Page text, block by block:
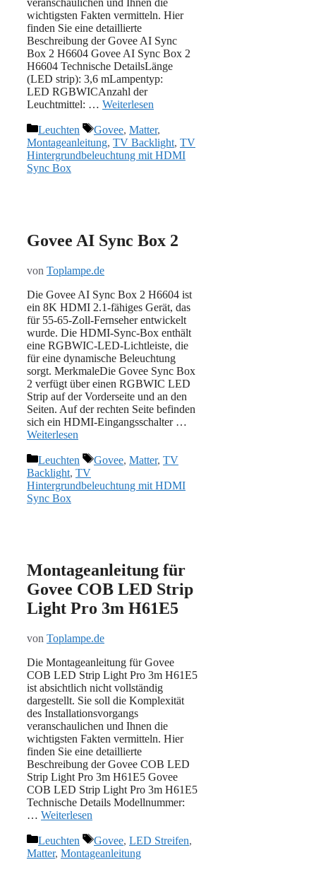
wichtigsten Fakten vermitteln. Hier
finden Sie eine detaillierte
Beschreibung der Govee AI Sync
Box 2 H6604 Govee AI Sync Box 2
H6604 Technische DetailsLänge
(LED strip): 3,6 mLampentyp:
LED RGBWICAnzahl der
Leuchtmittel: … Weiterlesen
Kategorien
Leuchten Schlagwörter
Govee, Matter,
Montageanleitung, TV Backlight, TV
Hintergrundbeleuchtung mit HDMI
Sync Box
Govee AI Sync Box 2
von Toplampe.de
Die Govee AI Sync Box 2 H6604 ist
ein 8K HDMI 2.1-fähiges Gerät, das
für 55-65-Zoll-Fernseher entwickelt
wurde. Die HDMI-Sync-Box enthält
eine RGBWIC-LED-Lichtleiste, die
für eine dynamische Beleuchtung
sorgt. MerkmaleDie Govee Sync Box
2 verfügt über einen RGBWIC LED
Strip auf der Vorderseite und an den
Seiten. Auf der rechten Seite befinden
sich ein HDMI-Eingangsschalter …
Weiterlesen
Kategorien
Leuchten Schlagwörter
Govee, Matter, TV
Backlight, TV
Hintergrundbeleuchtung mit HDMI
Sync Box
Montageanleitung für
Govee COB LED Strip
Light Pro 3m H61E5
von Toplampe.de
Die Montageanleitung für Govee
COB LED Strip Light Pro 3m H61E5
ist absichtlich nicht vollständig
dargestellt. Sie soll die Komplexität
des Installationsvorgangs
veranschaulichen und Ihnen die
wichtigsten Fakten vermitteln. Hier
finden Sie eine detaillierte
Beschreibung der Govee COB LED
Strip Light Pro 3m H61E5 Govee
COB LED Strip Light Pro 3m H61E5
Technische Details Modellnummer:
… Weiterlesen
Kategorien
Leuchten Schlagwörter
Govee, LED Streifen,
Matter, Montageanleitung